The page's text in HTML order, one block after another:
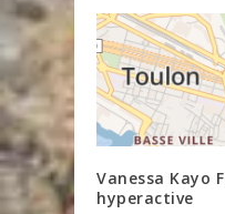
Vanessa Kayo
hyperactive